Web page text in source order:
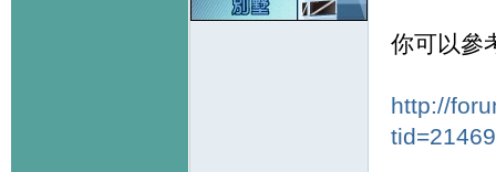
你可以參
http://